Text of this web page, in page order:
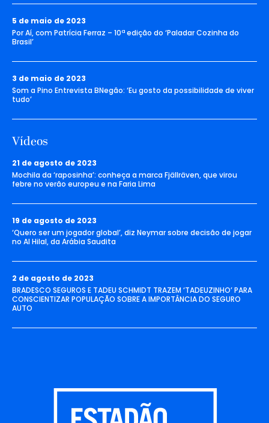
5 de maio de 2023
Por Aí, com Patrícia Ferraz – 10ª edição do ‘Paladar Cozinha do
Brasil’
3 de maio de 2023
Som a Pino Entrevista BNegão: ‘Eu gosto da possibilidade de viver
tudo’
Vídeos
21 de agosto de 2023
Mochila da ‘raposinha’: conheça a marca Fjällräven, que virou
febre no verão europeu e na Faria Lima
19 de agosto de 2023
‘Quero ser um jogador global’, diz Neymar sobre decisão de jogar
no Al Hilal, da Arábia Saudita
2 de agosto de 2023
BRADESCO SEGUROS E TADEU SCHMIDT TRAZEM ‘TADEUZINHO’ PARA
CONSCIENTIZAR POPULAÇÃO SOBRE A IMPORTÂNCIA DO SEGURO
AUTO